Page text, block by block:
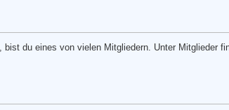
du eines von vielen Mitgliedern. Unter Mitglieder